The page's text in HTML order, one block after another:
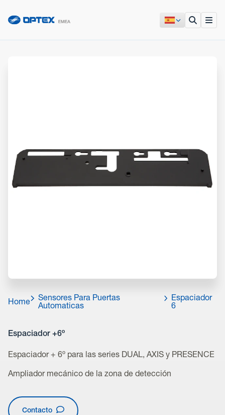
Home
Sensores Para Puertas
Automaticas
Espaciador
6
Espaciador +6º
Espaciador + 6º para las series DUAL, AXIS y PRESENCE
Ampliador mecánico de la zona de detección
Contacto